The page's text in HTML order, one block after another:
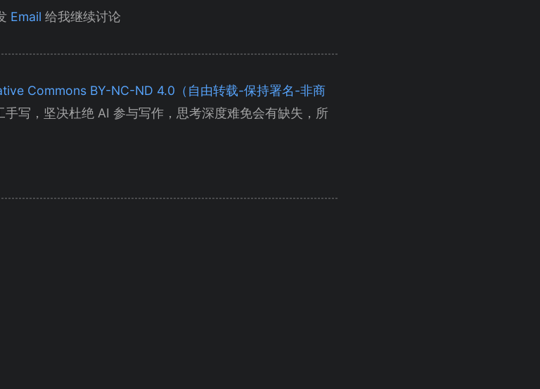
Email 给我继续讨论
Commons BY-NC-ND 4.0（自由转载-保持署名-非商
手写，坚决杜绝 AI 参与写作，思考深度难免会有缺失，所